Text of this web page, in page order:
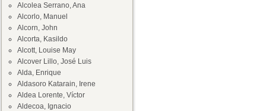
Alcolea Serrano, Ana
Alcorlo, Manuel
Alcorn, John
Alcorta, Kasildo
Alcott, Louise May
Alcover Lillo, José Luis
Alda, Enrique
Aldasoro Katarain, Irene
Aldea Lorente, Víctor
Aldecoa, Ignacio